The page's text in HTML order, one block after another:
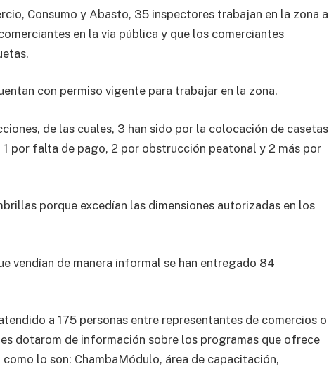
Consumo y Abasto, 35 inspectores trabajan en la zona a
en la vía pública y que los comerciantes
con permiso vigente para trabajar en la zona.
de las cuales, 3 han sido por la colocación de casetas
por falta de pago, 2 por obstrucción peatonal y 2 más por
porque excedían las dimensiones autorizadas en los
vendían de manera informal se han entregado 84
a 175 personas entre representantes de comercios o
dotarom de información sobre los programas que ofrece
lo son: ChambaMódulo, área de capacitación,